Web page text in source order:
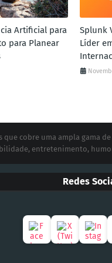
Artificial para
para Planear
Splunk
Líder
cobre uma ampla gama
entretenimento,
Redes